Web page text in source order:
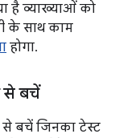
है व्याख्याओं को
के साथ काम
होगा.
से बचें
बचें जिनका टेस्ट